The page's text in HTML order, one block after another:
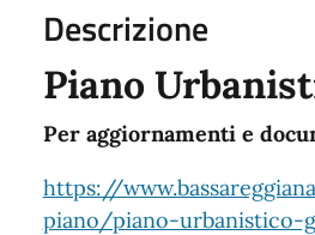
Descrizione
Piano
Per aggiornamenti e
https://
piano/piano-urbanistico-